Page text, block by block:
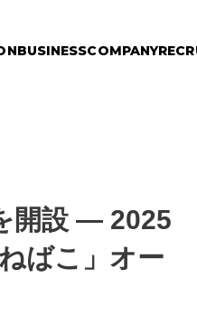
BUSINESSCOMPANY
開設 ― 2025
ばこ」オー